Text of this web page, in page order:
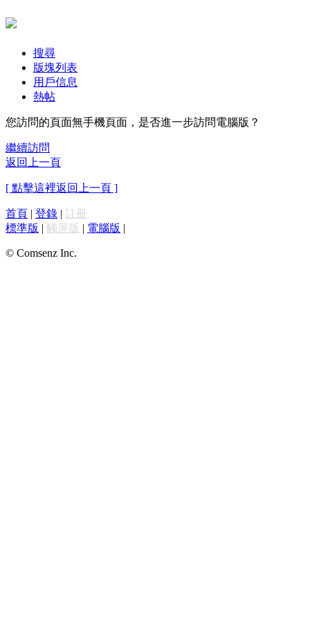
搜尋
版塊列表
用戶信息
熱帖
您訪問的頁面無手機頁面，是否進一步訪問電腦版？
繼續訪問
返回上一頁
[ 點擊這裡返回上一頁 ]
首頁 | 登錄 | 註冊
標準版 | 觸屏版 | 電腦版 |
© Comsenz Inc.